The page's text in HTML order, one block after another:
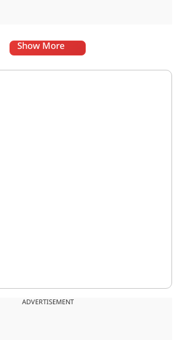
Show More
ADVERTISEMENT